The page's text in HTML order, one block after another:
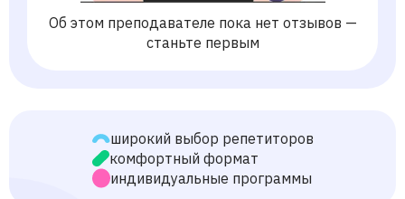
Об этом преподавателе пока нет отзывов —
станьте первым
широкий выбор репетиторов
комфортный формат
индивидуальные программы